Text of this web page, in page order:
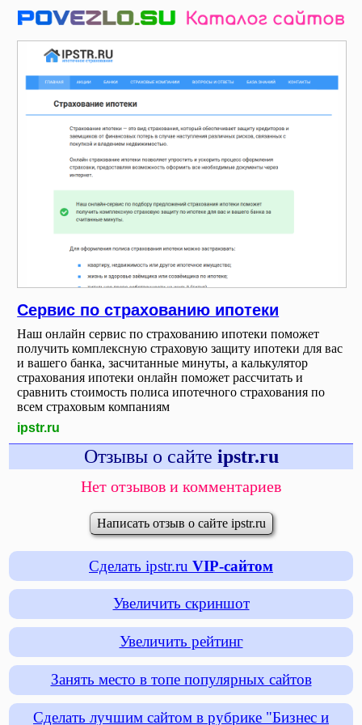
Сервис по страхованию ипотеки
Наш онлайн сервис по страхованию ипотеки поможет
получить комплексную страховую защиту ипотеки для вас
и вашего банка, засчитанные минуты, а калькулятор
страхования ипотеки онлайн поможет рассчитать и
сравнить стоимость полиса ипотечного страхования по
всем страховым компаниям
ipstr.ru
Отзывы о сайте ipstr.ru
Нет отзывов и комментариев
Написать отзыв о сайте ipstr.ru
Сделать ipstr.ru VIP-сайтом
Увеличить скриншот
Увеличить рейтинг
Занять место в топе популярных сайтов
Сделать лучшим сайтом в рубрике "Бизнес и